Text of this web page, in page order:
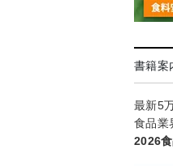
書籍案
最新5
食品業
2026